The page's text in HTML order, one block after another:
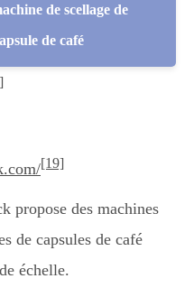
de scellage de
de café
[19]
propose des machines
de capsules de café
échelle.